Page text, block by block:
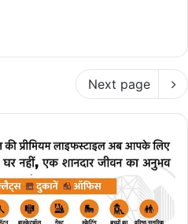
Next page